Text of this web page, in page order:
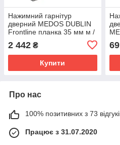
Нажимний гарнітур
дверний MEDOS DUBLIN
Frontline планка 35 мм м /
2 442 ₴
Купити
Про нас
100% позитивних з 73
Працює з 31.07.2020